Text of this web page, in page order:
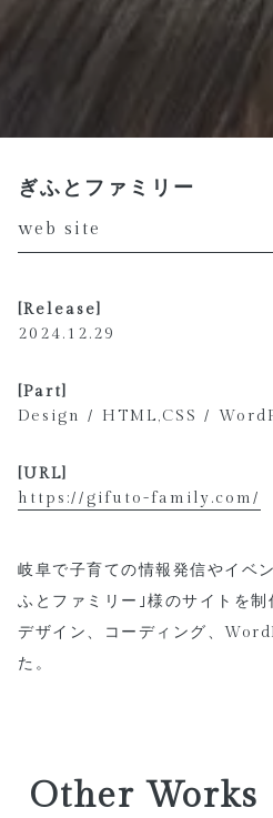
ぎふとファミリー
web site
[Release]
2024.12.29
[Part]
Design / HTML,CSS /
[URL]
https://gifuto-family.com/
岐阜で子育ての情報発信やイベ
ふとファミリー｣様のサイトを制
デザイン、コーディング、
た。
Other Works